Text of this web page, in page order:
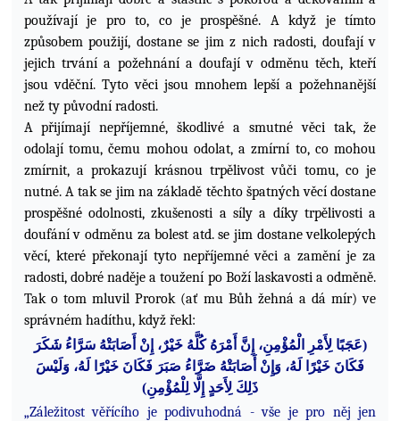
používají je pro to, co je prospěšné. A když je tímto
způsobem použijí, dostane se jim z nich radosti, doufají v
jejich trvání a požehnání a doufají v odměnu těch, kteří
jsou vděční. Tyto věci jsou mnohem lepší a požehnanější
než ty původní radosti.
A přijímají nepříjemné, škodlivé a smutné věci tak, že
odolají tomu, čemu mohou odolat, a zmírní to, co mohou
zmírnit, a prokazují krásnou trpělivost vůči tomu, co je
nutné. A tak se jim na základě těchto špatných věcí dostane
prospěšné odolnosti, zkušenosti a síly a díky trpělivosti a
doufání v odměnu za bolest atd. se jim dostane velkolepých
věcí, které překonají tyto nepříjemné věci a zamění je za
radosti, dobré naděje a toužení po Boží laskavosti a odměně.
Tak o tom mluvil Prorok (ať mu Bůh žehná a dá mír) ve
správném hadíthu, když řekl:
(عَجَبًا لِأَمْرِ لْمُؤْمِنِ، إِنَّ أَمْرَهُ كُلَّهُ خَيْرٌ، إِنْ أَصَابَتْهُ سَرَّاءُ شَكَرَ
فَكَانَ خَيْرًا لَهُ، وَإِنْ أَصَابَتْهُ ضَرَّاءُ صَبَرَ فَكَانَ خَيْرًا لَهُ، وَلَيْسَ
ذَلِكَ لِأَحَدٍ إِلَّا لِلْمُؤْمِنِ)
„Záležitost věřícího je podivuhodná - vše je pro něj jen